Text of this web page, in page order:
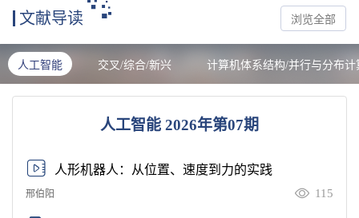
文献导读 浏览全部
人工智能 交叉/综合/新兴 计算机体系结构/并行与分布计
人工智能 2026年第07期
人形机器人：从位置、速度到力的实践
邢伯阳 115